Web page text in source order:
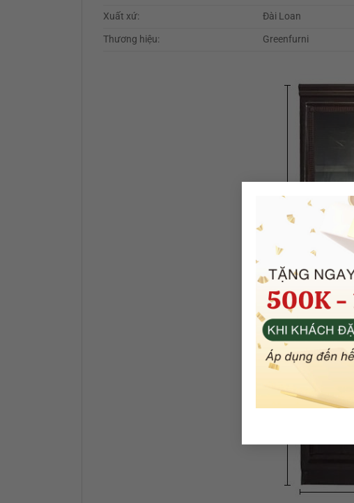
Xuất xứ:
Đài Loan
Thương hiệu:
Greenfurni